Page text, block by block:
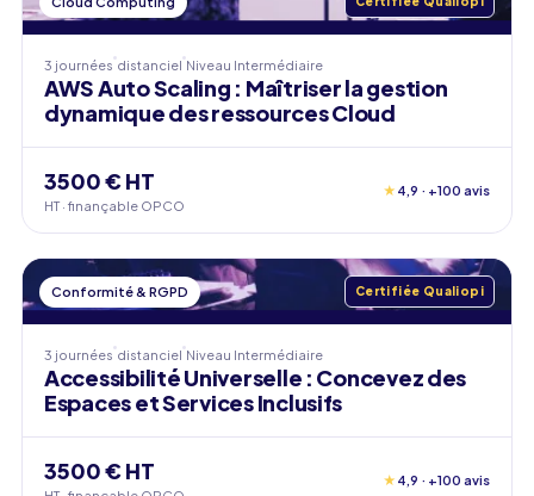
3 journées distanciel Niveau Intermédiaire
AWS Auto Scaling : Maîtriser la gestion
dynamique des ressources Cloud
3500 € HT
HT · finançable OPCO
★ 4,9 · +100 avis
Conformité & RGPD Certifiée Qualiopi
3 journées distanciel Niveau Intermédiaire
Accessibilité Universelle : Concevez des
Espaces et Services Inclusifs
3500 € HT ★ 4,9 · +100 avis